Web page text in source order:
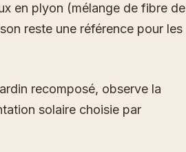
en plyon (mélange de fibre de
reste une référence pour les
recomposé, observe la
solaire choisie par